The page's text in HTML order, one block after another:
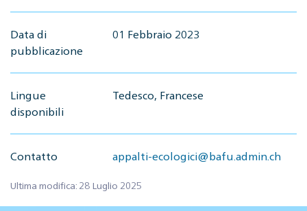
Data di
pubblicazione
01 Febbraio 2023
Lingue
disponibili
Tedesco, Francese
Contatto appalti-ecologici@bafu.admin.ch
Ultima modifica: 28 Luglio 2025